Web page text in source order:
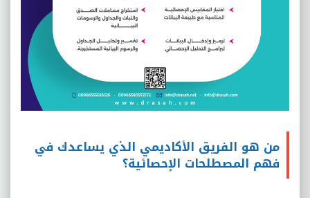
من هو الفريق الأكاديمي الذي يساعدك في
فهم المصطلحات الإحصائية؟